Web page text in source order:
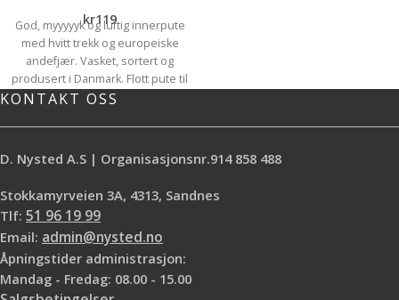
kr119
God, myyyyyk og luftig innerpute
med hvitt trekk og europeiske
andefjær. Vasket, sortert og
produsert i Danmark. Flott pute til
pynteputetrekk som stæsj i sofa,
KONTAKT OSS
D. Nysted A.S | Organisasjonsnr.914 858 488
Stokkamyrveien 3A, 4313, Sandnes
Tlf: 51 96 19 99
Email: admin@nysted.no
Åpningstider administrasjon:
Mandag - Fredag: 08.00 - 15.00